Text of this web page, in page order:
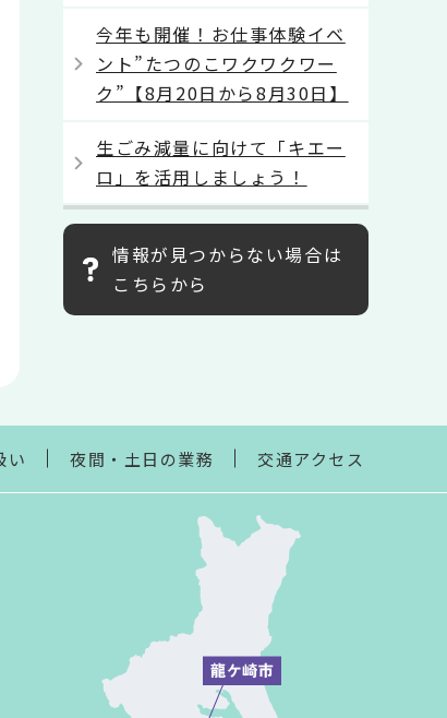
今年も開催！お仕事体験イベ
ント”たつのこワクワクワー
ク”【8月20日から8月30日】
生ごみ減量に向けて「キエー
ロ」を活用しましょう！
情報が見つからない場合は
こちらから
い 夜間・土日の業務 交通アクセス